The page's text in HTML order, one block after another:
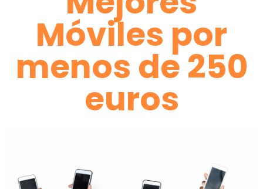
Móviles por
menos de 250
euros